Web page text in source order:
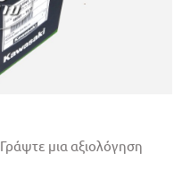
Γράψτε μια αξιολόγηση